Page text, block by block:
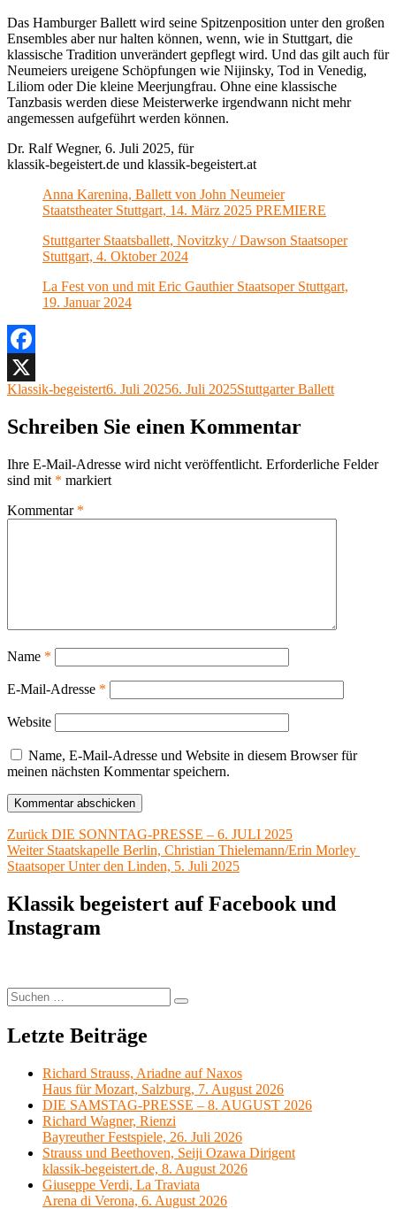
Das Hamburger Ballett wird seine Spitzenposition unter den großen
Ensembles aber nur halten können, wenn, wie in Stuttgart, die
klassische Tradition unverändert gepflegt wird. Und das gilt auch für
Neumeiers ureigene Schöpfungen wie Nijinsky, Tod in Venedig,
Liliom oder Die kleine Meerjungfrau. Ohne eine klassische
Tanzbasis werden diese Meisterwerke irgendwann nicht mehr
angemessen aufgeführt werden können.
Dr. Ralf Wegner, 6. Juli 2025, für
klassik-begeistert.de und klassik-begeistert.at
Anna Karenina, Ballett von John Neumeier
Staatstheater Stuttgart, 14. März 2025 PREMIERE
Stuttgarter Staatsballett, Novitzky / Dawson Staatsoper
Stuttgart, 4. Oktober 2024
La Fest von und mit Eric Gauthier Staatsoper Stuttgart,
19. Januar 2024
Facebook
X
Autor
Klassik-begeistertVeröffentlicht
6. Juli 20256. Juli 2025Kategorien
Stuttgarter Ballett
Schreiben Sie einen Kommentar
Ihre E-Mail-Adresse wird nicht veröffentlicht. Erforderliche Felder
sind mit * markiert
Kommentar *
Name *
E-Mail-Adresse *
Website
Name, E-Mail-Adresse und Website in diesem Browser für
meinen nächsten Kommentar speichern.
Beitragsnavigation
Zurück Vorheriger
Beitrag:
DIE SONNTAG-PRESSE – 6. JULI 2025
Weiter Nächster
Beitrag:
Staatskapelle Berlin, Christian Thielemann/Erin Morley
Staatsoper Unter den Linden, 5. Juli 2025
Klassik begeistert auf Facebook und
Instagram
Suchen
nach:
Suchen
Letzte Beiträge
Richard Strauss, Ariadne auf Naxos
Haus für Mozart, Salzburg, 7. August 2026
DIE SAMSTAG-PRESSE – 8. AUGUST 2026
Richard Wagner, Rienzi
Bayreuther Festspiele, 26. Juli 2026
Strauss und Beethoven, Seiji Ozawa Dirigent
klassik-begeistert.de, 8. August 2026
Giuseppe Verdi, La Traviata
Arena di Verona, 6. August 2026